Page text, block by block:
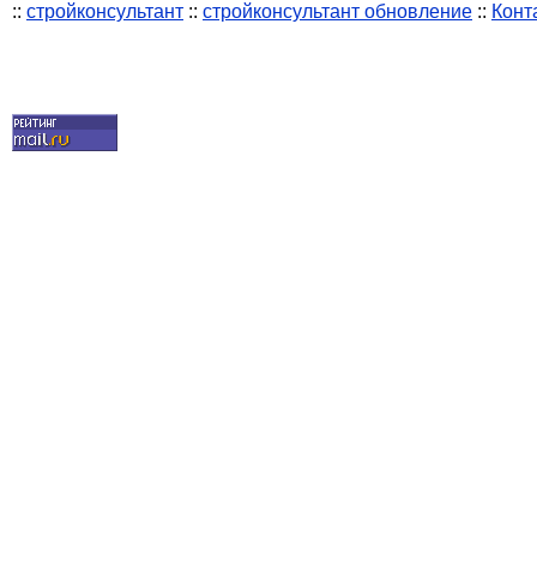
:: стройконсультант :: стройконсультант обновление ::